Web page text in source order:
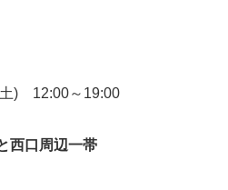
土) 12:00～19:00
西口周辺一帯